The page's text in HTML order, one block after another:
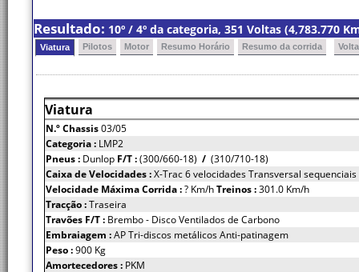
Resultado: 10º / 4º da categoria, 351 Voltas (4,783.770
Viatura Pilotos Motor Resumo Horário Resumo da corrida
Viatura
N.º Chassis03/05
Categoria : LMP2
Pneus : Dunlop F/T :(300/660-18) / (310/710-18)
Caixa de Velocidades :X-Trac 6 velocidades Transversal sequenciais
Velocidade Máxima Corrida :? Km/hTreinos :301.0 Km/h
Tracção :Traseira
Travões F/T : Brembo - Disco Ventilados de Carbono
Embraiagem :AP Tri-discos metálicos Anti-patinagem
Peso :900 Kg
Amortecedores : PKM